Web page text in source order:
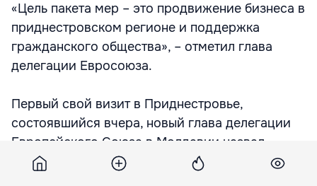
«Цель пакета мер – это продвижение бизнеса в
приднестровском регионе и поддержка
гражданского общества», – отметил глава
делегации Евросоюза.
Первый свой визит в Приднестровье,
состоявшийся вчера, новый глава делегации
Европейского Союза в Молдавии назвал
интересным и выразил надежду, что ему